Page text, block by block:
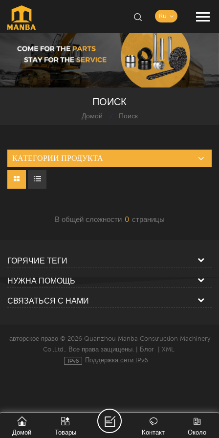
Ru
ПОИСК
Домой / Поиск
КАТЕГОРИИ ПРОДУКТА
В общей сложности 0 страницы
ГОРЯЧИЕ ТЕГИ
НУЖНА ПОМОЩЬ
СВЯЗАТЬСЯ С НАМИ
авторское право © 2026 Quanzhou Manba Construction Machinery
Co.,Ltd.. Все права защищены. |
Блог
XML
Поддержка сети IPv6
Домой Товары Около
Контакт